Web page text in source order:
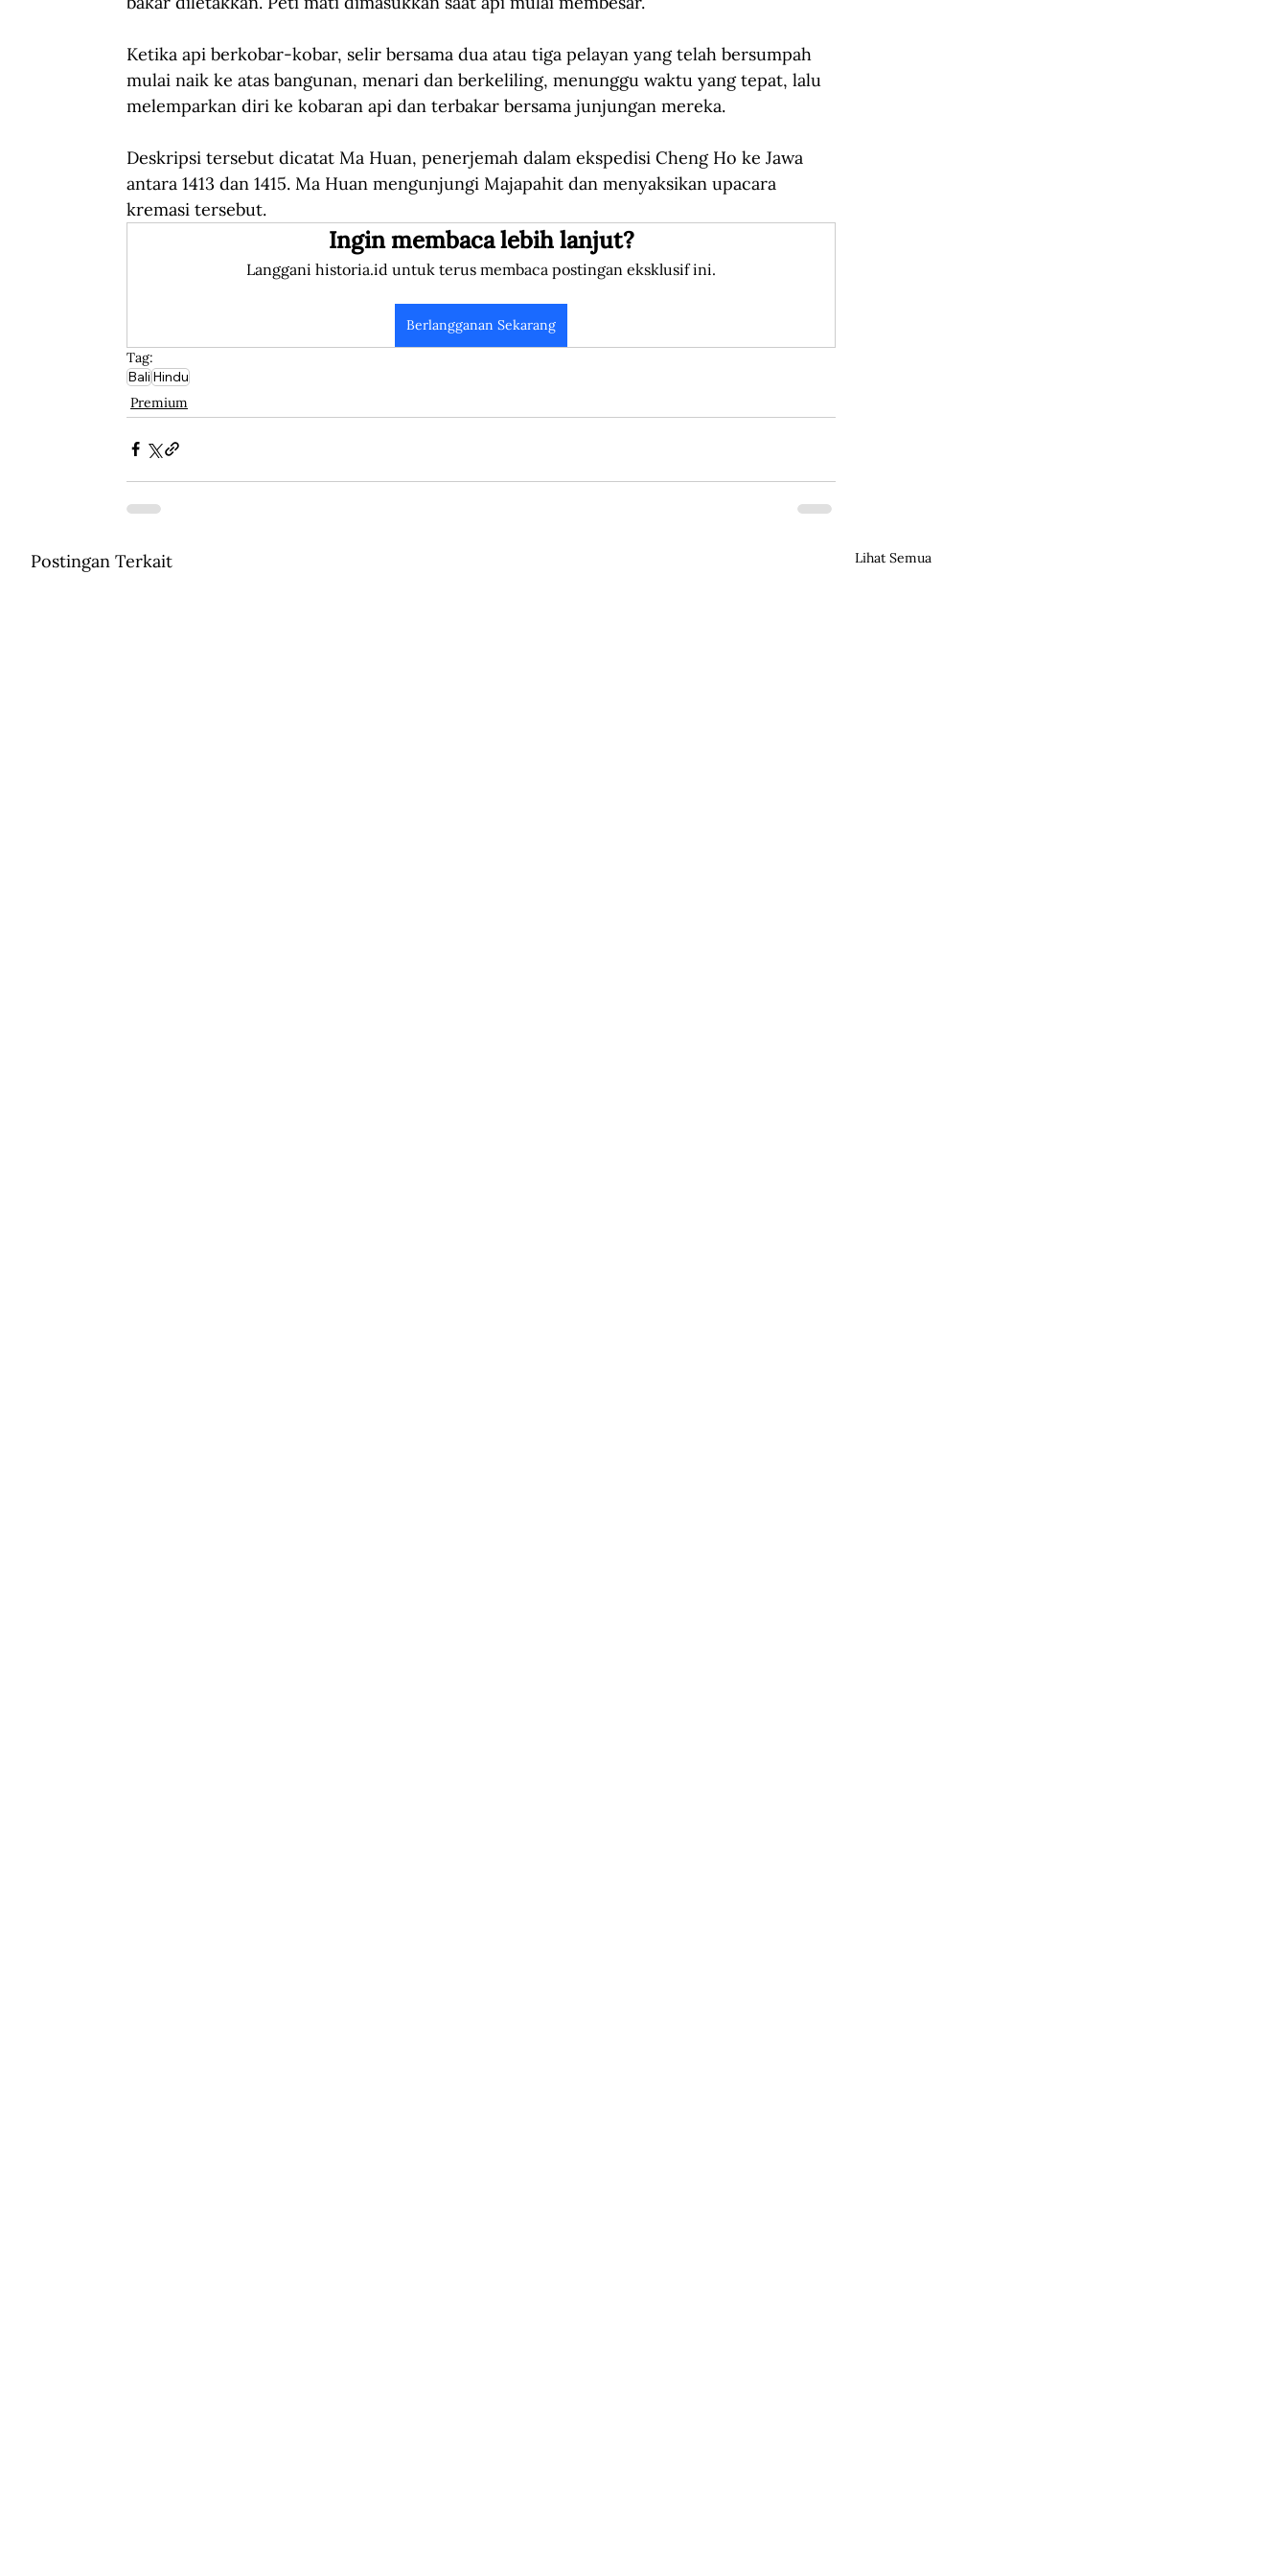
Ketika api berkobar-kobar, selir bersama dua atau tiga pelayan yang telah bersumpah
mulai naik ke atas bangunan, menari dan berkeliling, menunggu waktu yang tepat, lalu
melemparkan diri ke kobaran api dan terbakar bersama junjungan mereka.
Deskripsi tersebut dicatat Ma Huan, penerjemah dalam ekspedisi Cheng Ho ke Jawa
antara 1413 dan 1415. Ma Huan mengunjungi Majapahit dan menyaksikan upacara
kremasi tersebut.
Ingin membaca lebih lanjut?
Langgani historia.id untuk terus membaca postingan eksklusif ini.
Berlangganan Sekarang
Tag:
BaliHindu
Premium
Postingan Terkait Lihat Semua